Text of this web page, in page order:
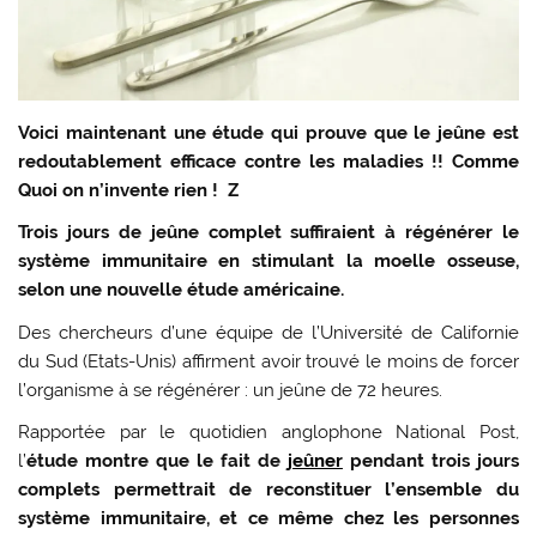
Voici maintenant une étude qui prouve que le jeûne est
redoutablement efficace contre les maladies !! Comme
Quoi on n’invente rien ! Z
Trois jours de jeûne complet suffiraient à régénérer le
système immunitaire en stimulant la moelle osseuse,
selon une nouvelle étude américaine.
Des chercheurs d’une équipe de l’Université de Californie
du Sud (Etats-Unis) affirment avoir trouvé le moins de forcer
l’organisme à se régénérer : un jeûne de 72 heures.
Rapportée par le quotidien anglophone National Post,
l’étude montre que le fait de jeûnerpendant trois jours
complets permettrait de reconstituer l’ensemble du
système immunitaire, et ce même chez les personnes